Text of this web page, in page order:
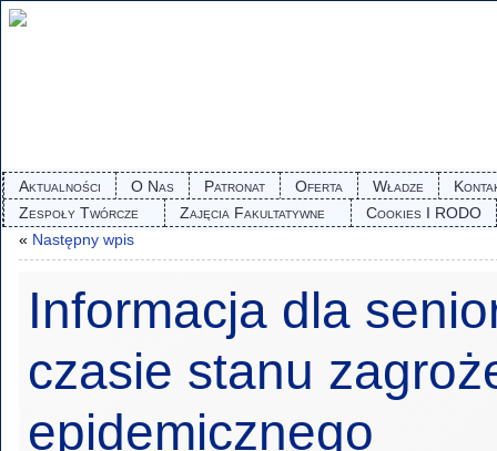
Aktualności O Nas Patronat Oferta Władze
Zespoły Twórcze
Zajęcia Fakultatywne
Cookies I RODO
« Następny wpis
Informacja dla
czasie stanu
epidemicznego